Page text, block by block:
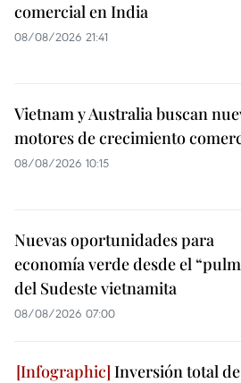
comercial en India
08/08/2026 21:41
Vietnam y Australia buscan
motores de crecimiento
08/08/2026 10:15
Nuevas oportunidades para
economía verde desde el
del Sudeste vietnamita
08/08/2026 07:00
Inversión total de